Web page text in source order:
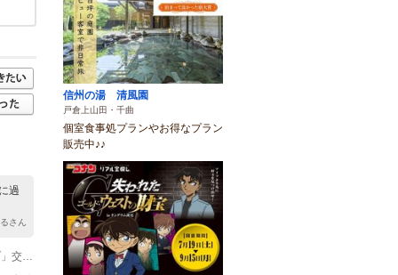
過
さん
(1)上信越自動車道「須坂長野東IC」を長野市街方面県道58号線へ「エムウェーブ」交差点を左折、県道372号線約5分
信州の湯 清風園
戸倉上山田・千曲
個室食事処プランやお得なプラン
販売中♪♪